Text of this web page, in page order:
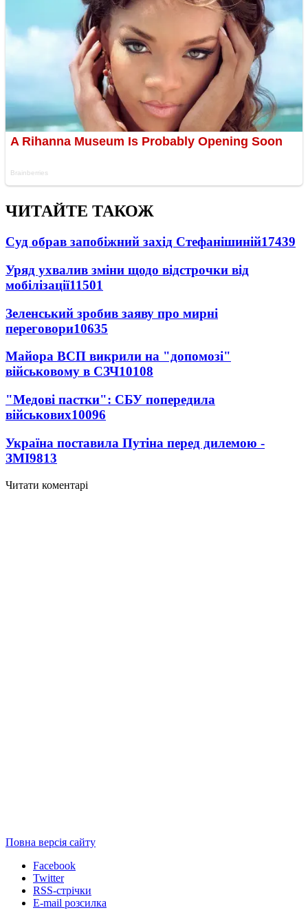
ЧИТАЙТЕ ТАКОЖ
Суд обрав запобіжний захід Стефанішиній17439
Уряд ухвалив зміни щодо відстрочки від
мобілізації11501
Зеленський зробив заяву про мирні
переговори10635
Майора ВСП викрили на "допомозі"
військовому в СЗЧ10108
"Медові пастки": СБУ попередила
військових10096
Україна поставила Путіна перед дилемою -
ЗМІ9813
Читати коментарі
Повна версія сайту
Facebook
Twitter
RSS-стрічки
E-mail розсилка